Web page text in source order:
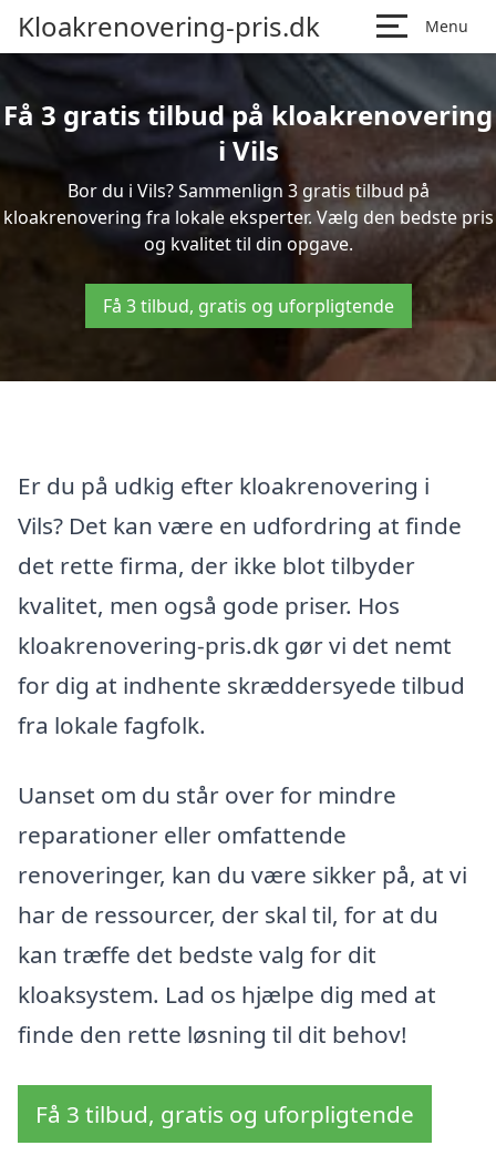
Kloakrenovering-pris.dk Menu
Få 3 gratis tilbud på kloakrenovering
i Vils
Bor du i Vils? Sammenlign 3 gratis tilbud på
kloakrenovering fra lokale eksperter. Vælg den bedste pris
og kvalitet til din opgave.
Få 3 tilbud, gratis og uforpligtende
Er du på udkig efter kloakrenovering i
Vils? Det kan være en udfordring at finde
det rette firma, der ikke blot tilbyder
kvalitet, men også gode priser. Hos
kloakrenovering-pris.dk gør vi det nemt
for dig at indhente skræddersyede tilbud
fra lokale fagfolk.
Uanset om du står over for mindre
reparationer eller omfattende
renoveringer, kan du være sikker på, at vi
har de ressourcer, der skal til, for at du
kan træffe det bedste valg for dit
kloaksystem. Lad os hjælpe dig med at
finde den rette løsning til dit behov!
Få 3 tilbud, gratis og uforpligtende